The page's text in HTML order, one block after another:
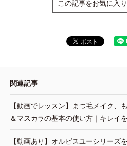
この記事をお気に入
関連記事
【動画でレッスン】まつ毛メイク、
＆マスカラの基本の使い方｜キレイ
【動画あり】オルビスユーシリーズ